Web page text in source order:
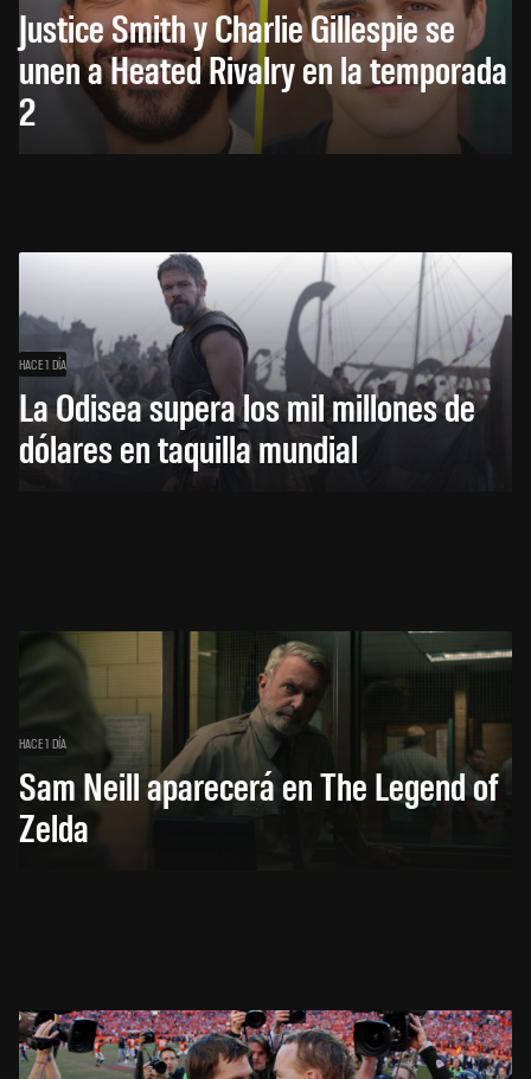
Justice Smith y Charlie Gillespie se
unen a Heated Rivalry en la temporada
2
HACE 1 DÍA
La Odisea supera los mil millones de
dólares en taquilla mundial
HACE 1 DÍA
Sam Neill aparecerá en The Legend of
Zelda